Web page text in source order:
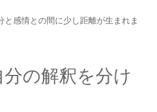
と感情との間に少し距離が生まれま
の解釈を分け